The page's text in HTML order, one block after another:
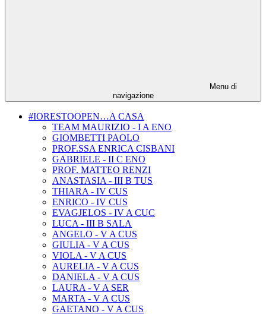
Menu di
navigazione
#IORESTOOPEN…A CASA
TEAM MAURIZIO - I A ENO
GIOMBETTI PAOLO
PROF.SSA ENRICA CISBANI
GABRIELE - II C ENO
PROF. MATTEO RENZI
ANASTASIA - III B TUS
THIARA - IV CUS
ENRICO - IV CUS
EVAGJELOS - IV A CUC
LUCA - III B SALA
ANGELO - V A CUS
GIULIA - V A CUS
VIOLA - V A CUS
AURELIA - V A CUS
DANIELA - V A CUS
LAURA - V A SER
MARTA - V A CUS
GAETANO - V A CUS